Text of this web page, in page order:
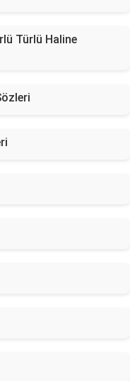
Türlü Haline